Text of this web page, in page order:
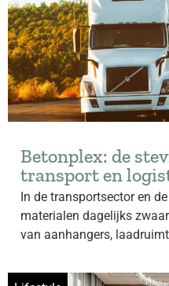
Betonplex: de
transport en
In de transportsector en
materialen dagelijks
van aanhangers,